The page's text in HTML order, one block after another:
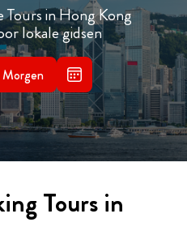
Tours in Hong Kong
lokale gidsen
Morgen
Tours in